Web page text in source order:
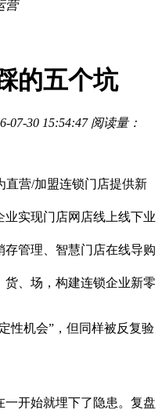
营
的五个坑
07-30 15:54:47 阅读量：
直营/加盟连锁门店提供新
实现门店网店线上线下业
管理、智慧门店在线导购
、场，构建连锁企业新零
性机会”，但同样被反复验
开始就埋下了隐患。复盘